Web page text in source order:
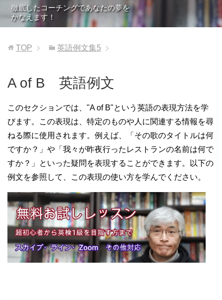
徹底したコーチングであなたの夢を
かなえます！
TOP 英語例文集5
A of B 英語例文
このセクションでは、"A of B"という英語の表現方法を学
びます。この表現は、特定のものや人に関連する情報を尋
ねる際に使用されます。例えば、「その歌のタイトルは何
ですか？」や「我々が昨夜行ったレストランの名前は何で
すか？」といった疑問を表現することができます。以下の
例文を参照して、この表現の使い方を学んでください。